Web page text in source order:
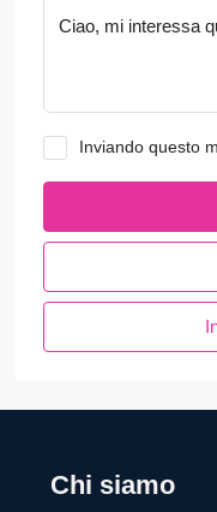
Inviando questo
Chi siamo